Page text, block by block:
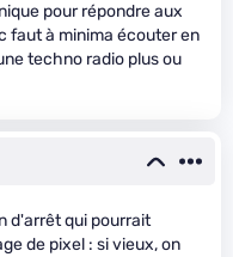
pour répondre aux
faut à minima écouter en
techno radio plus ou
d'arrêt qui pourrait
de pixel : si vieux, on